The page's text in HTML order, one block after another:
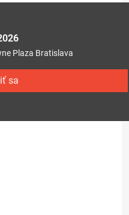
Plaza Bratislava
sa